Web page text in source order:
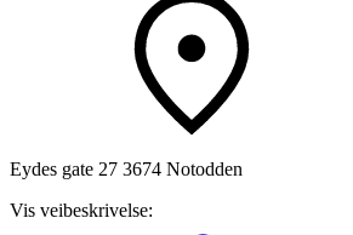
Eydes gate 27 3674 Notodden
Vis veibeskrivelse: